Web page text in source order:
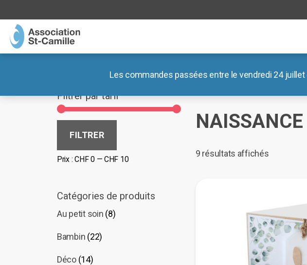
Les commandes passées entre le vendredi 24
MENU
Café des Préalpes
MENU
Nos liens externes
Filtrer par tarif
min
max
FILTRER
Prix :CHF 0— CHF 10
Catégories de produits
Au petit soin (8)
Bambin (22)
Déco (14)
Accueil/ Boutique/Dites-le
NAISSANCE
9 résultats affichésTrié
plus
ancien